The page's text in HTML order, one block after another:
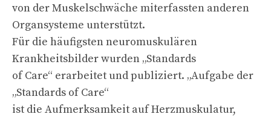
von der Muskelschwäche miterfassten anderen
Organsysteme unterstützt.
Für die häufigsten neuromuskulären
Krankheitsbilder wurden „Standards
of Care“ erarbeitet und publiziert. „Aufgabe der
„Standards of Care“
ist die Aufmerksamkeit auf Herzmuskulatur,